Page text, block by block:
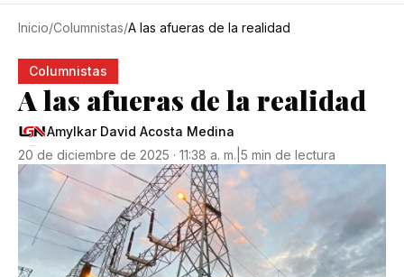
Inicio/Columnistas/A las afueras de la realidad
Columnistas
A las afueras de la realidad
Amylkar David Acosta Medina
20 de diciembre de 2025 · 11:38 a. m. 5 min de lectura